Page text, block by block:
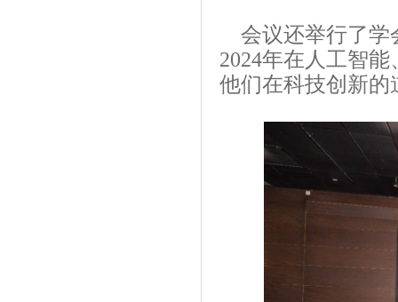
会议还举行了学
2024年在人工智能
他们在科技创新